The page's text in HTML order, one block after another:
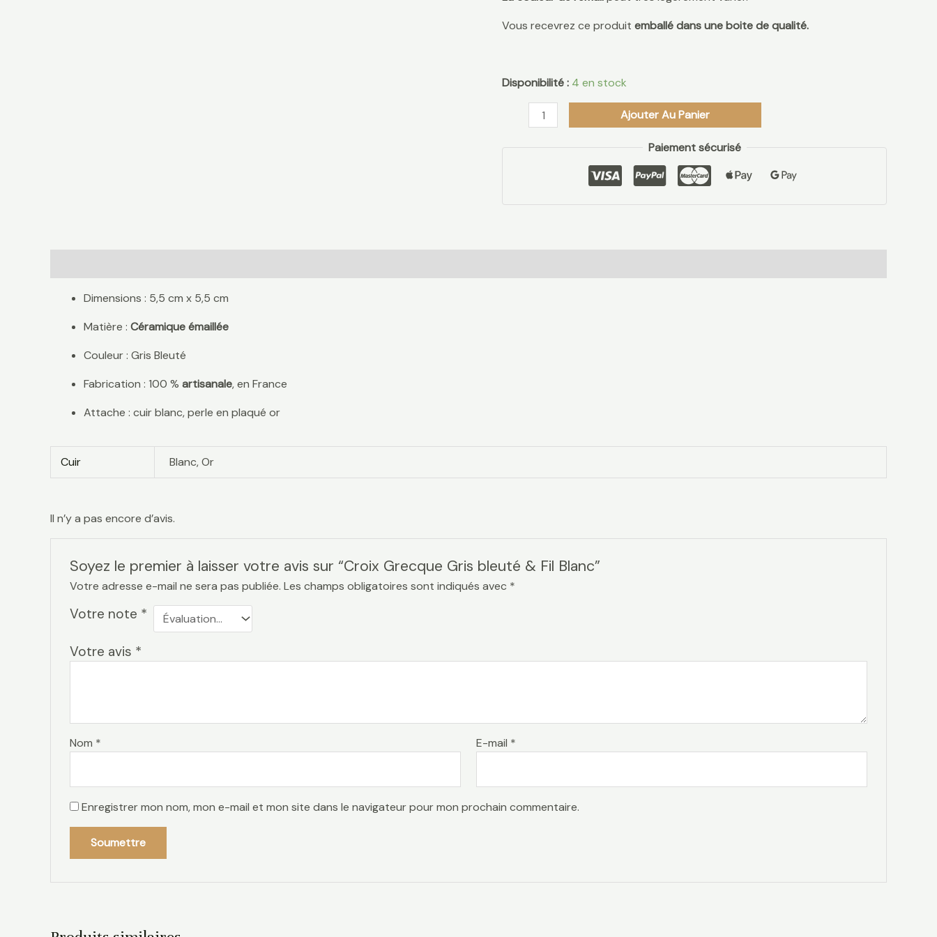
Vous recevrez ce produit emballé dans une boite de qualité.
Disponibilité : 4 en stock
Ajouter Au Panier
Paiement sécurisé
Dimensions : 5,5 cm x 5,5 cm
Matière : Céramique émaillée
Couleur : Gris Bleuté
Fabrication : 100 % artisanale, en France
Attache : cuir blanc, perle en plaqué or
Cuir Blanc, Or
Il n’y a pas encore d’avis.
Soyez le premier à laisser votre avis sur “Croix Grecque Gris bleuté & Fil Blanc”
Votre adresse e-mail ne sera pas publiée. Les champs obligatoires sont indiqués avec *
Votre note *
Votre avis *
Nom * E-mail *
Enregistrer mon nom, mon e-mail et mon site dans le navigateur pour mon prochain commentaire.